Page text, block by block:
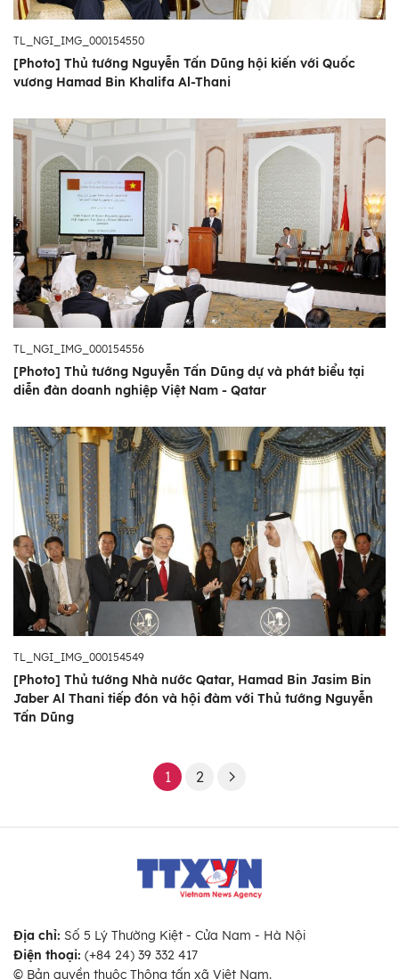
TL_NGI_IMG_000154550
[Photo] Thủ tướng Nguyễn Tấn Dũng hội kiến với Quốc
vương Hamad Bin Khalifa Al-Thani
TL_NGI_IMG_000154556
[Photo] Thủ tướng Nguyễn Tấn Dũng dự và phát biểu tại
diễn đàn doanh nghiệp Việt Nam - Qatar
TL_NGI_IMG_000154549
[Photo] Thủ tướng Nhà nước Qatar, Hamad Bin Jasim Bin
Jaber Al Thani tiếp đón và hội đàm với Thủ tướng Nguyễn
Tấn Dũng
1 2
Địa chỉ: Số 5 Lý Thường Kiệt - Cửa Nam - Hà Nội
Điện thoại: (+84 24) 39 332 417
© Bản quyền thuộc Thông tấn xã Việt Nam.